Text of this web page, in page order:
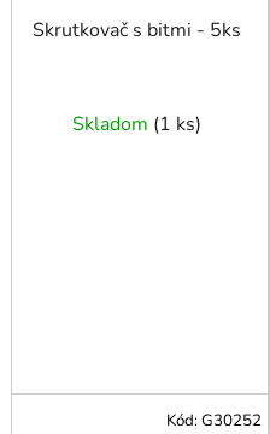
Skrutkovač s bitmi - 5ks
Skladom (1 ks)
Kód:G30252